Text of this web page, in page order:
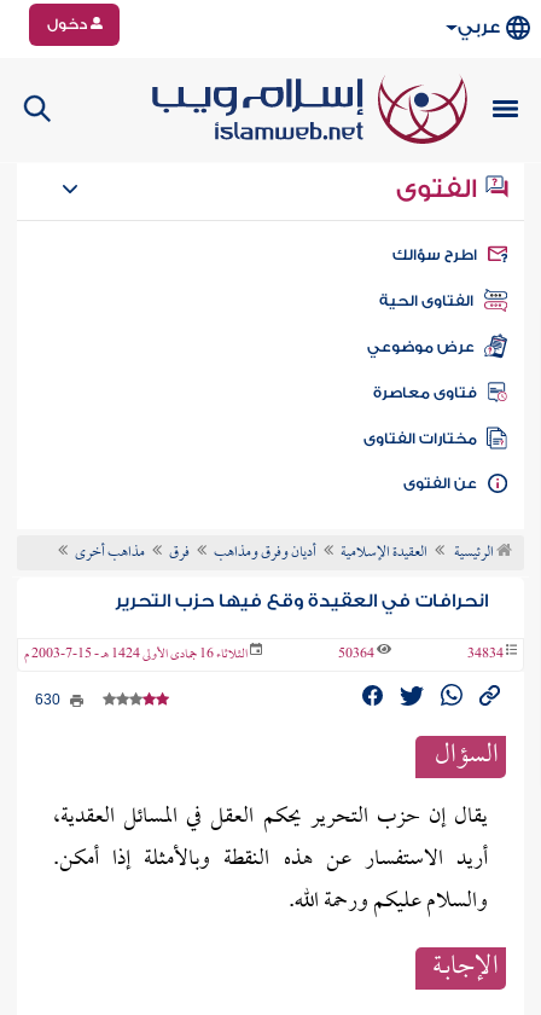
عربي دخول
الفتوى
سؤالك
الفتاوى الحية
عرض موضوعي
فتاوى معاصرة
مختارات الفتاوى
الفتوى
الرئيسية العقيدة الإسلامية أديان وفرق ومذاهب فرق مذاهب أخرى
انحرافات في العقيدة وقع فيها حزب التحرير
34834
50364 الثلاثاء 16 جمادى الأولى 1424 هـ - 15-7-2003 م
السؤال
يقال إن حزب التحرير يحكم العقل في المسائل العقدية،
أريد الاستفسار عن هذه النقطة وبالأمثلة إذا أمكن.
والسلام عليكم ورحمة الله.
الإجابــة